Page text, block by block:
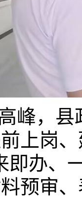
峰，
上岗
即办、
预审